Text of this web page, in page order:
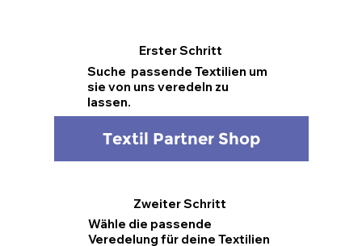
Erster Schritt
Suche passende Textilien um
sie von uns veredeln zu
lassen.
Textil Partner Shop
ZweiterSchritt
Wähle die passende
Veredelung für deine Textilien